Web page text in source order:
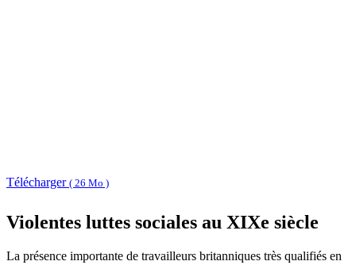
Télécharger ( 26 Mo )
Violentes luttes sociales au XIXe siècle
La présence importante de travailleurs britanniques très qualifiés en